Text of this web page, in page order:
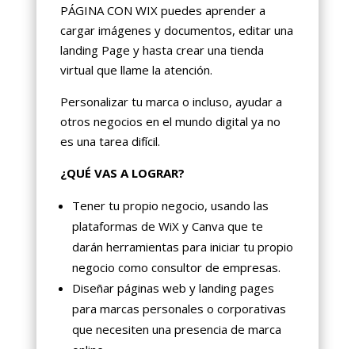
PÁGINA CON WIX puedes aprender a
cargar imágenes y documentos, editar una
landing Page y hasta crear una tienda
virtual que llame la atención.
Personalizar tu marca o incluso, ayudar a
otros negocios en el mundo digital ya no
es una tarea difícil.
¿QUÉ VAS A LOGRAR?
Tener tu propio negocio, usando las
plataformas de WiX y Canva que te
darán herramientas para iniciar tu propio
negocio como consultor de empresas.
Diseñar páginas web y landing pages
para marcas personales o corporativas
que necesiten una presencia de marca